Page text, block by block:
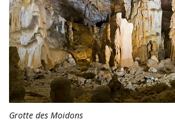
Grotte des Moidons